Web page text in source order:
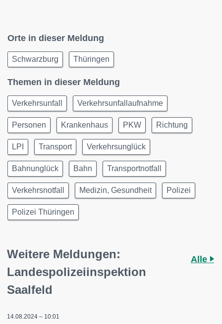
Orte in dieser Meldung
Schwarzburg Thüringen
Themen in dieser Meldung
Verkehrsunfall Verkehrsunfallaufnahme
Personen Krankenhaus PKW Richtung
LPI Transport Verkehrsunglück
Bahnunglück Bahn Transportnotfall
Verkehrsnotfall Medizin, Gesundheit Polizei
Polizei Thüringen
Weitere Meldungen:
Landespolizeiinspektion
Saalfeld
Alle
14.08.2024 – 10:01